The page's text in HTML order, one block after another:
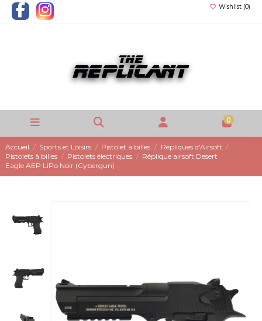
Wishlist (0)
0
Accueil Sports et Loisirs Pistolet à billes
Répliques d'Airsoft
Pistolets à billes
Pistolets électriques
Réplique airsoft Desert
Eagle AEP LiPo Noir (Cybergun)